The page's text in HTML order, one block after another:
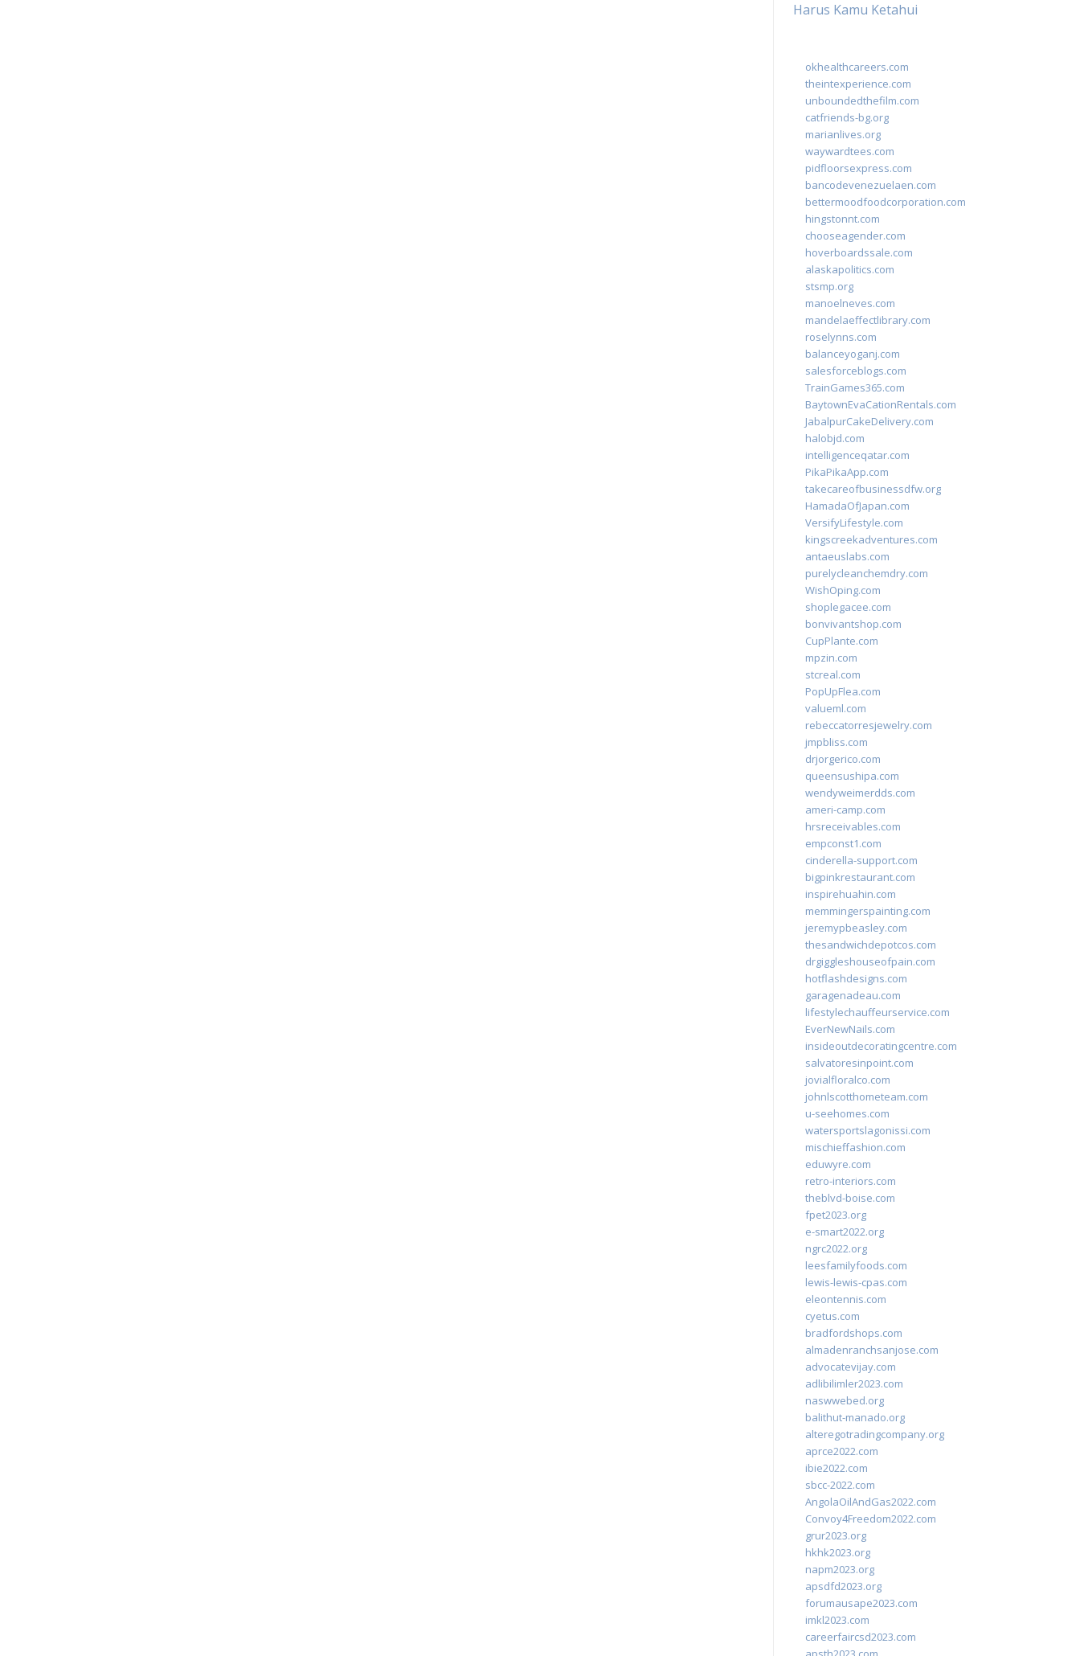
Harus Kamu Ketahui
okhealthcareers.com
theintexperience.com
unboundedthefilm.com
catfriends-bg.org
marianlives.org
waywardtees.com
pidfloorsexpress.com
bancodevenezuelaen.com
bettermoodfoodcorporation.com
hingstonnt.com
chooseagender.com
hoverboardssale.com
alaskapolitics.com
stsmp.org
manoelneves.com
mandelaeffectlibrary.com
roselynns.com
balanceyoganj.com
salesforceblogs.com
TrainGames365.com
BaytownEvaCationRentals.com
JabalpurCakeDelivery.com
halobjd.com
intelligenceqatar.com
PikaPikaApp.com
takecareofbusinessdfw.org
HamadaOfJapan.com
VersifyLifestyle.com
kingscreekadventures.com
antaeuslabs.com
purelycleanchemdry.com
WishOping.com
shoplegacee.com
bonvivantshop.com
CupPlante.com
mpzin.com
stcreal.com
PopUpFlea.com
valueml.com
rebeccatorresjewelry.com
jmpbliss.com
drjorgerico.com
queensushipa.com
wendyweimerdds.com
ameri-camp.com
hrsreceivables.com
empconst1.com
cinderella-support.com
bigpinkrestaurant.com
inspirehuahin.com
memmingerspainting.com
jeremypbeasley.com
thesandwichdepotcos.com
drgiggleshouseofpain.com
hotflashdesigns.com
garagenadeau.com
lifestylechauffeurservice.com
EverNewNails.com
insideoutdecoratingcentre.com
salvatoresinpoint.com
jovialfloralco.com
johnlscotthometeam.com
u-seehomes.com
watersportslagonissi.com
mischieffashion.com
eduwyre.com
retro-interiors.com
theblvd-boise.com
fpet2023.org
e-smart2022.org
ngrc2022.org
leesfamilyfoods.com
lewis-lewis-cpas.com
eleontennis.com
cyetus.com
bradfordshops.com
almadenranchsanjose.com
advocatevijay.com
adlibilimler2023.com
naswwebed.org
balithut-manado.org
alteregotradingcompany.org
aprce2022.com
ibie2022.com
sbcc-2022.com
AngolaOilAndGas2022.com
Convoy4Freedom2022.com
grur2023.org
hkhk2023.org
napm2023.org
apsdfd2023.org
forumausape2023.com
imkl2023.com
careerfaircsd2023.com